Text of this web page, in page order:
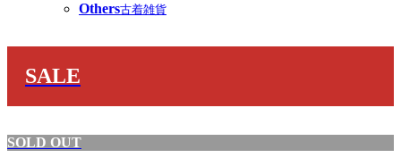
Others古着雑貨
SALE
SOLD OUT